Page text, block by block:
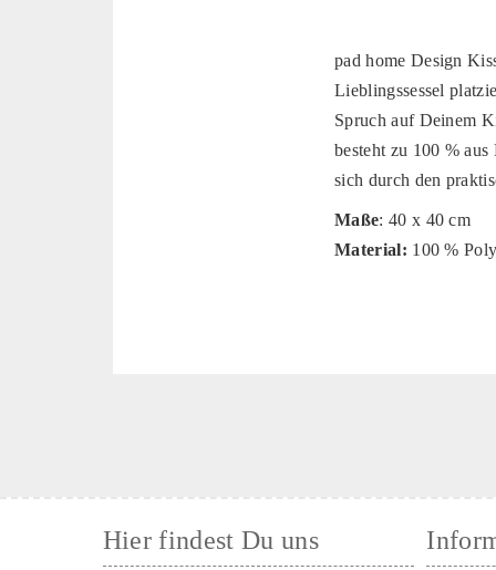
pad home Design
Lieblingssessel
Spruch auf Deinem
besteht zu 100 %
sich durch den
Maße: 40 x 40 cm
Material: 100 %
Hier findest Du uns